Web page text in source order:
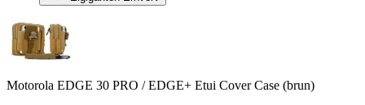
Motorola EDGE 30 PRO / EDGE+ Etui Cover Case (brun)